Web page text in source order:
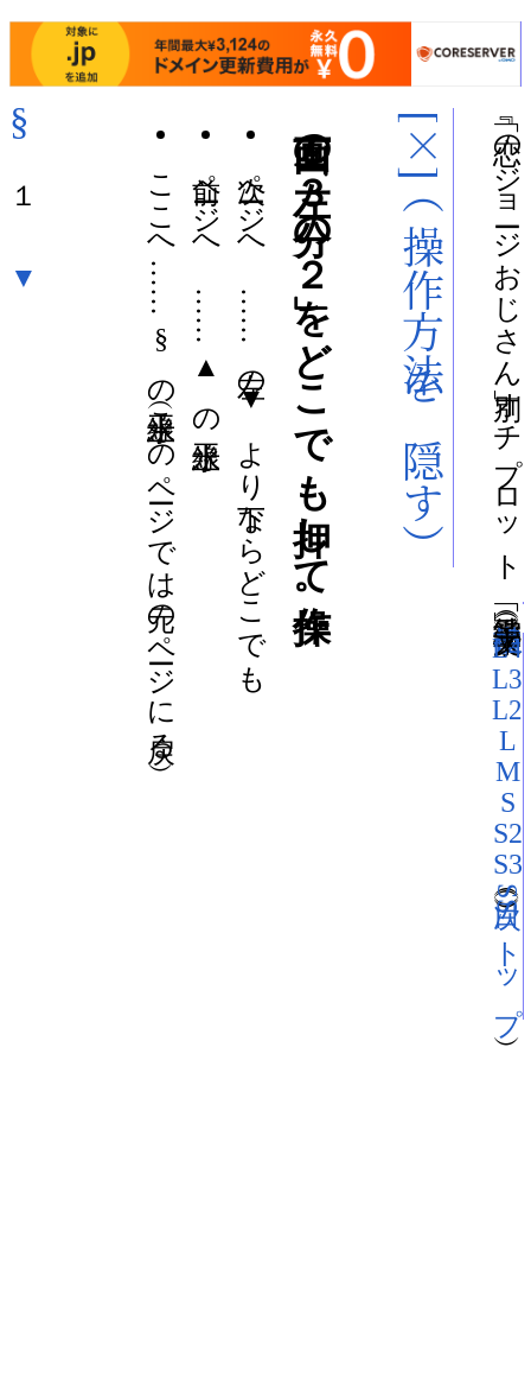
『 「恋のジョージおじさん」別オチプロット 「純愛」編 』（
）（文字大：
L4
L3
L2
L
M
S
S2
S3
SS トップ
[×]（操作方法を隠す）
画面の「左３分の２」をどこでも押して操作。
次ページへ …… 左の▼ より下ならどこでも
前ページへ …… ▲ の水平線上
ここへ …… § の水平線上（このページでは元のページに戻る）
§
１
▼